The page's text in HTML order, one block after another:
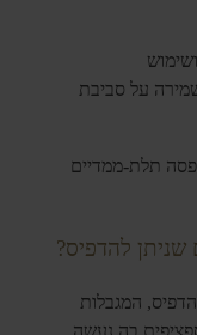
על סביבת
תלת-ממדיים
שניתן להדפיס?
המגבלות
בה נעשה